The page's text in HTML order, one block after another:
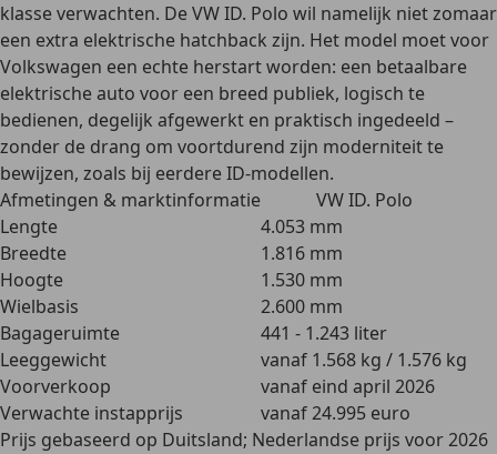
klasse verwachten. De VW ID. Polo wil namelijk niet zomaar
een extra elektrische hatchback zijn. Het model moet voor
Volkswagen een echte herstart worden: een betaalbare
elektrische auto voor een breed publiek, logisch te
bedienen, degelijk afgewerkt en praktisch ingedeeld –
zonder de drang om voortdurend zijn moderniteit te
bewijzen, zoals bij eerdere ID-modellen.
Afmetingen & marktinformatie
VW ID. Polo
Lengte
4.053 mm
Breedte
1.816 mm
Hoogte
1.530 mm
Wielbasis
2.600 mm
Bagageruimte
441 - 1.243 liter
Leeggewicht
vanaf 1.568 kg / 1.576 kg
Voorverkoop
vanaf eind april 2026
Verwachte instapprijs
vanaf 24.995 euro
Prijs gebaseerd op Duitsland; Nederlandse prijs voor 2026